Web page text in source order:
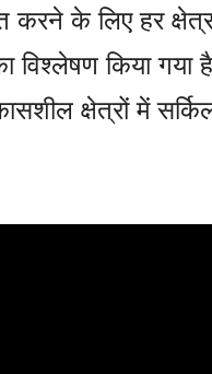
करने के लिए हर
विश्लेषण किया
क्षेत्रों में